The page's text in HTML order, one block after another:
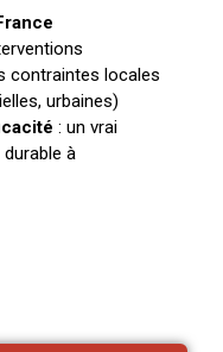
contraintes locales
urbaines)
: un vrai
à